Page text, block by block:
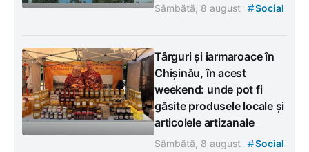
Sâmbătă, 8 august #Social
Târguri și iarmaroace în
Chișinău, în acest
weekend: unde pot fi
găsite produsele locale și
articolele artizanale
Sâmbătă, 8 august #Social